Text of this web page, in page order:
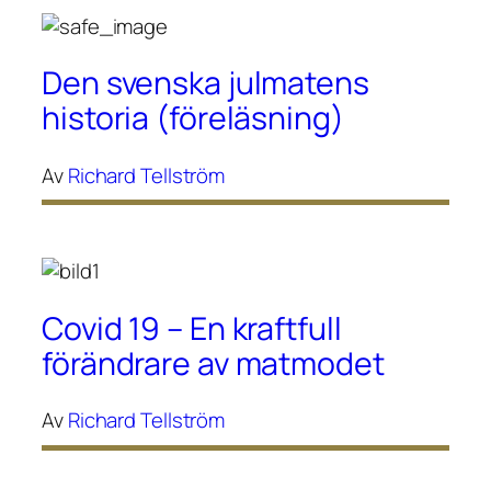
Den svenska julmatens
historia (föreläsning)
AvRichard Tellström
Covid 19 – En kraftfull
förändrare av matmodet
AvRichard Tellström